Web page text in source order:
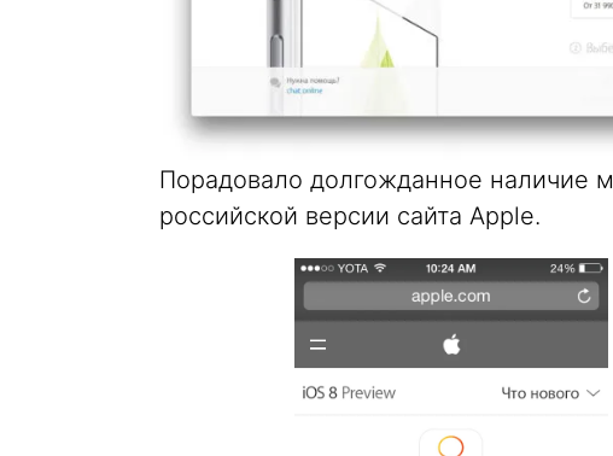
Порадовало долгожданное наличие
российской версии сайта Apple.